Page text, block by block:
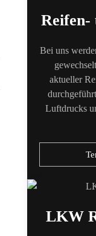
Reifen-
Bei uns
aktueller
Luftdrucks
LKW